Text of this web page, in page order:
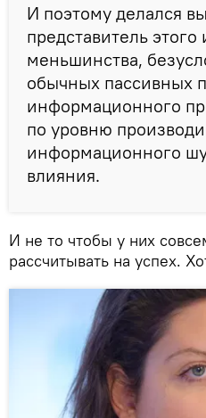
И поэтому делался
представитель
меньшинства,
обычных пассивных
информационного
по уровню
информационного
влияния.
И не то чтобы у них
рассчитывать на успех.